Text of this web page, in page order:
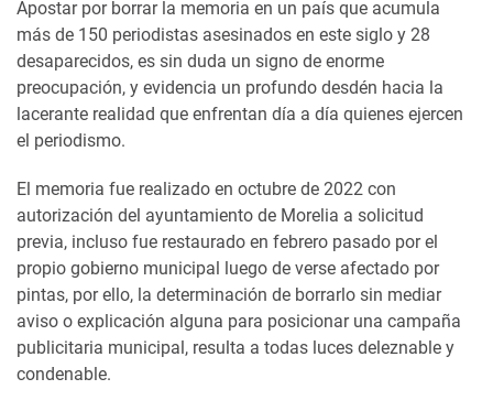
Apostar por borrar la memoria en un país que acumula
más de 150 periodistas asesinados en este siglo y 28
desaparecidos, es sin duda un signo de enorme
preocupación, y evidencia un profundo desdén hacia la
lacerante realidad que enfrentan día a día quienes ejercen
el periodismo.
El memoria fue realizado en octubre de 2022 con
autorización del ayuntamiento de Morelia a solicitud
previa, incluso fue restaurado en febrero pasado por el
propio gobierno municipal luego de verse afectado por
pintas, por ello, la determinación de borrarlo sin mediar
aviso o explicación alguna para posicionar una campaña
publicitaria municipal, resulta a todas luces deleznable y
condenable.